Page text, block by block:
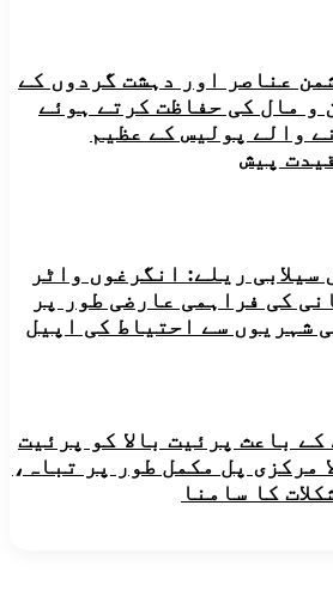
عناصر اور دہشت گردوں کے
و مال کی حفاظت کرتے ہوئے
والے پولیس کے عظیم
پیش
ریلے: انگرغوں واٹر
کی فراہمی عارضی طور پر
شہریوں سے احتیاط کی اپیل
کے باعث پرئیت بالا کو پرئیت
مرکزی پل مکمل طور پر تباہ،
کا سامنا